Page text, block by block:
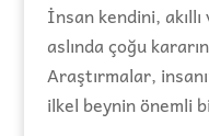
İnsan kendini,
aslında çoğu
Araştırmalar,
ilkel beynin önemli